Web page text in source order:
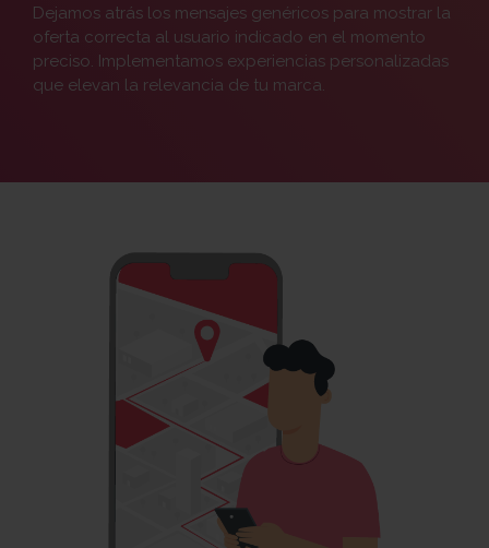
Dejamos atrás los mensajes genéricos para mostrar la
oferta correcta al usuario indicado en el momento
preciso. Implementamos experiencias personalizadas
que elevan la relevancia de tu marca.